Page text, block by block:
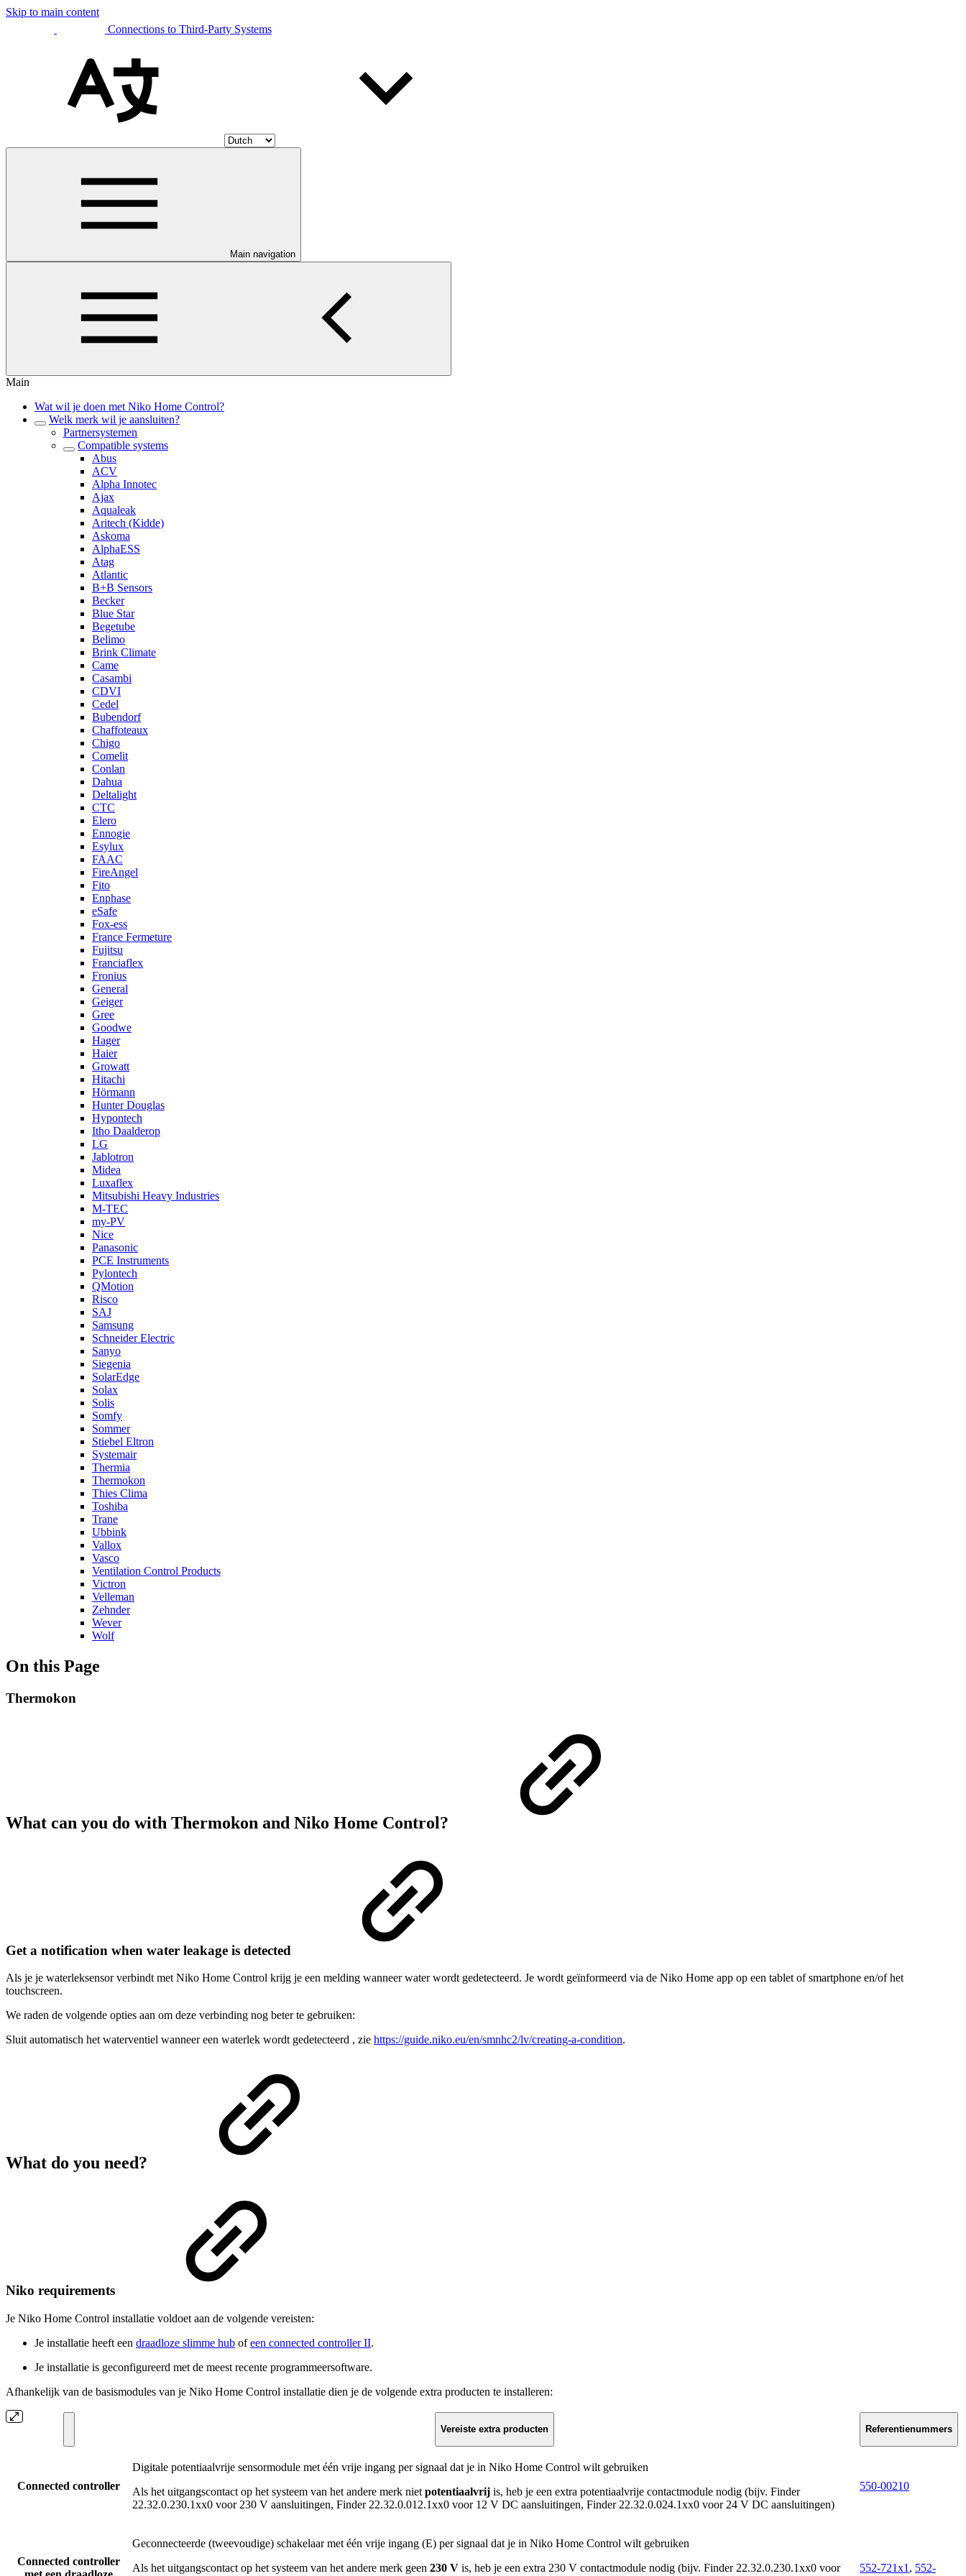
Skip to main content
Connections to Third-Party Systems
Main navigation
Main
Wat wil je doen met Niko Home Control?
Welk merk wil je aansluiten?
Partnersystemen
Compatible systems
Abus
ACV
Alpha Innotec
Ajax
Aqualeak
Aritech (Kidde)
Askoma
AlphaESS
Atag
Atlantic
B+B Sensors
Becker
Blue Star
Begetube
Belimo
Brink Climate
Came
Casambi
CDVI
Cedel
Bubendorf
Chaffoteaux
Chigo
Comelit
Conlan
Dahua
Deltalight
CTC
Elero
Ennogie
Esylux
FAAC
FireAngel
Fito
Enphase
eSafe
Fox-ess
France Fermeture
Fujitsu
Franciaflex
Fronius
General
Geiger
Gree
Goodwe
Hager
Haier
Growatt
Hitachi
Hörmann
Hunter Douglas
Hypontech
Itho Daalderop
LG
Jablotron
Midea
Luxaflex
Mitsubishi Heavy Industries
M-TEC
my-PV
Nice
Panasonic
PCE Instruments
Pylontech
QMotion
Risco
SAJ
Samsung
Schneider Electric
Sanyo
Siegenia
SolarEdge
Solax
Solis
Somfy
Sommer
Stiebel Eltron
Systemair
Thermia
Thermokon
Thies Clima
Toshiba
Trane
Ubbink
Vallox
Vasco
Ventilation Control Products
Victron
Velleman
Zehnder
Wever
Wolf
On this Page
Thermokon
What can you do with Thermokon and Niko Home Control?
Get a notification when water leakage is detected
Als je je waterleksensor verbindt met Niko Home Control krijg je een melding wanneer water wordt gedetecteerd. Je wordt geïnformeerd via de Niko Home app op een tablet of smartphone en/of het
touchscreen.
We raden de volgende opties aan om deze verbinding nog beter te gebruiken:
Sluit automatisch het waterventiel wanneer een waterlek wordt gedetecteerd , zie https://guide.niko.eu/en/smnhc2/lv/creating-a-condition.
What do you need?
Niko requirements
Je Niko Home Control installatie voldoet aan de volgende vereisten:
Je installatie heeft een draadloze slimme hub ofeen connected controller II.
Je installatie is geconfigureerd met de meest recente programmeersoftware.
Afhankelijk van de basismodules van je Niko Home Control installatie dien je de volgende extra producten te installeren:
Vereiste extra producten Referentienummers
Connected controller
Digitale potentiaalvrije sensormodule met één vrije ingang per signaal dat je in Niko Home Control wilt gebruiken
Als het uitgangscontact op het systeem van het andere merk niet potentiaalvrij is, heb je een extra potentiaalvrije contactmodule nodig (bijv. Finder
22.32.0.230.1xx0 voor 230 V aansluitingen, Finder 22.32.0.012.1xx0 voor 12 V DC aansluitingen, Finder 22.32.0.024.1xx0 voor 24 V DC aansluitingen)
550-00210
Connected controller
Geconnecteerde (tweevoudige) schakelaar met één vrije ingang (E) per signaal dat je in Niko Home Control wilt gebruiken
Als het uitgangscontact op het systeem van het andere merk geen 230 V is, heb je een extra 230 V contactmodule nodig (bijv. Finder 22.32.0.230.1xx0 voor
552-721x1 , 552-